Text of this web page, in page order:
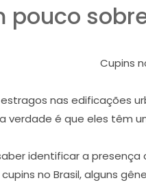
pouco
Cupins
nas edificações
verdade é que eles têm
identificar a
no Brasil, alguns